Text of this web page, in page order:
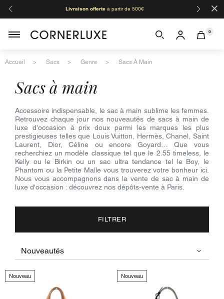
Livraison offerteà partir de 500€ ×
0
Accueil Sacs Genre Sacs À Main
sacs à main
Accessoire indispensable, le sac à main sublime les femmes.
Retrouvez chaque jour nos nouveautés de sacs à main de
luxe d'occasion à prix doux parmi les marques les plus
prestigieuses telles que Louis Vuitton, Hermès, Chanel, Saint
Laurent, Dior, Céline ou encore Goyard… Que vous
recherchiez un modèle classique tel que le 2.55 timeless, le
Kelly ou le Birkin ou un sac ultra tendance tel le Boy, le
Phantom ou la Petite Malle vous trouverez votre bonheur ici.
Nous vous accompagnons dans la vente de sac à main de
luxe d'occasion : découvrez nos dépôts-vente à Paris.
FILTRER
Nouveau Nouveau